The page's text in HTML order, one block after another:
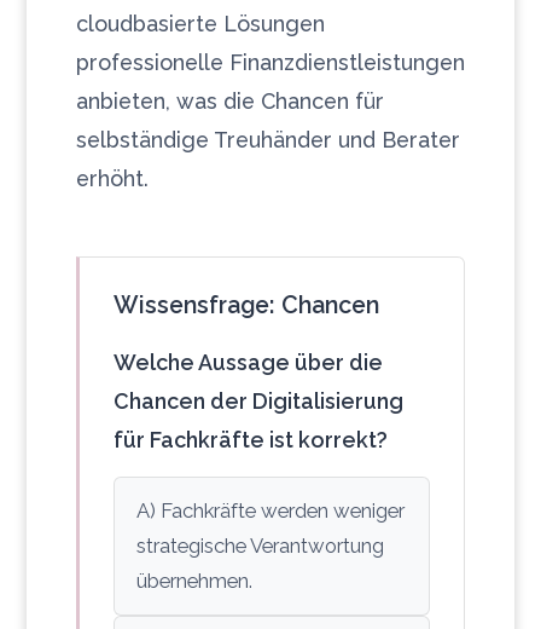
cloudbasierte Lösungen
professionelle Finanzdienstleistungen
anbieten, was die Chancen für
selbständige Treuhänder und Berater
erhöht.
Wissensfrage: Chancen
Welche Aussage über die
Chancen der Digitalisierung
für Fachkräfte ist korrekt?
A) Fachkräfte werden weniger
strategische Verantwortung
übernehmen.